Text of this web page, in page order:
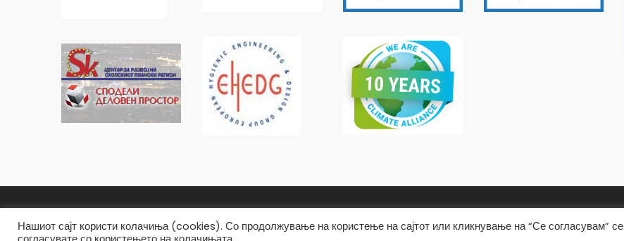
Општина Карпош Copyright © 2019
Нашиот сајт користи колачиња (cookies). Со продолжување на користење на сајтот или кликнување на “Се согласувам” се